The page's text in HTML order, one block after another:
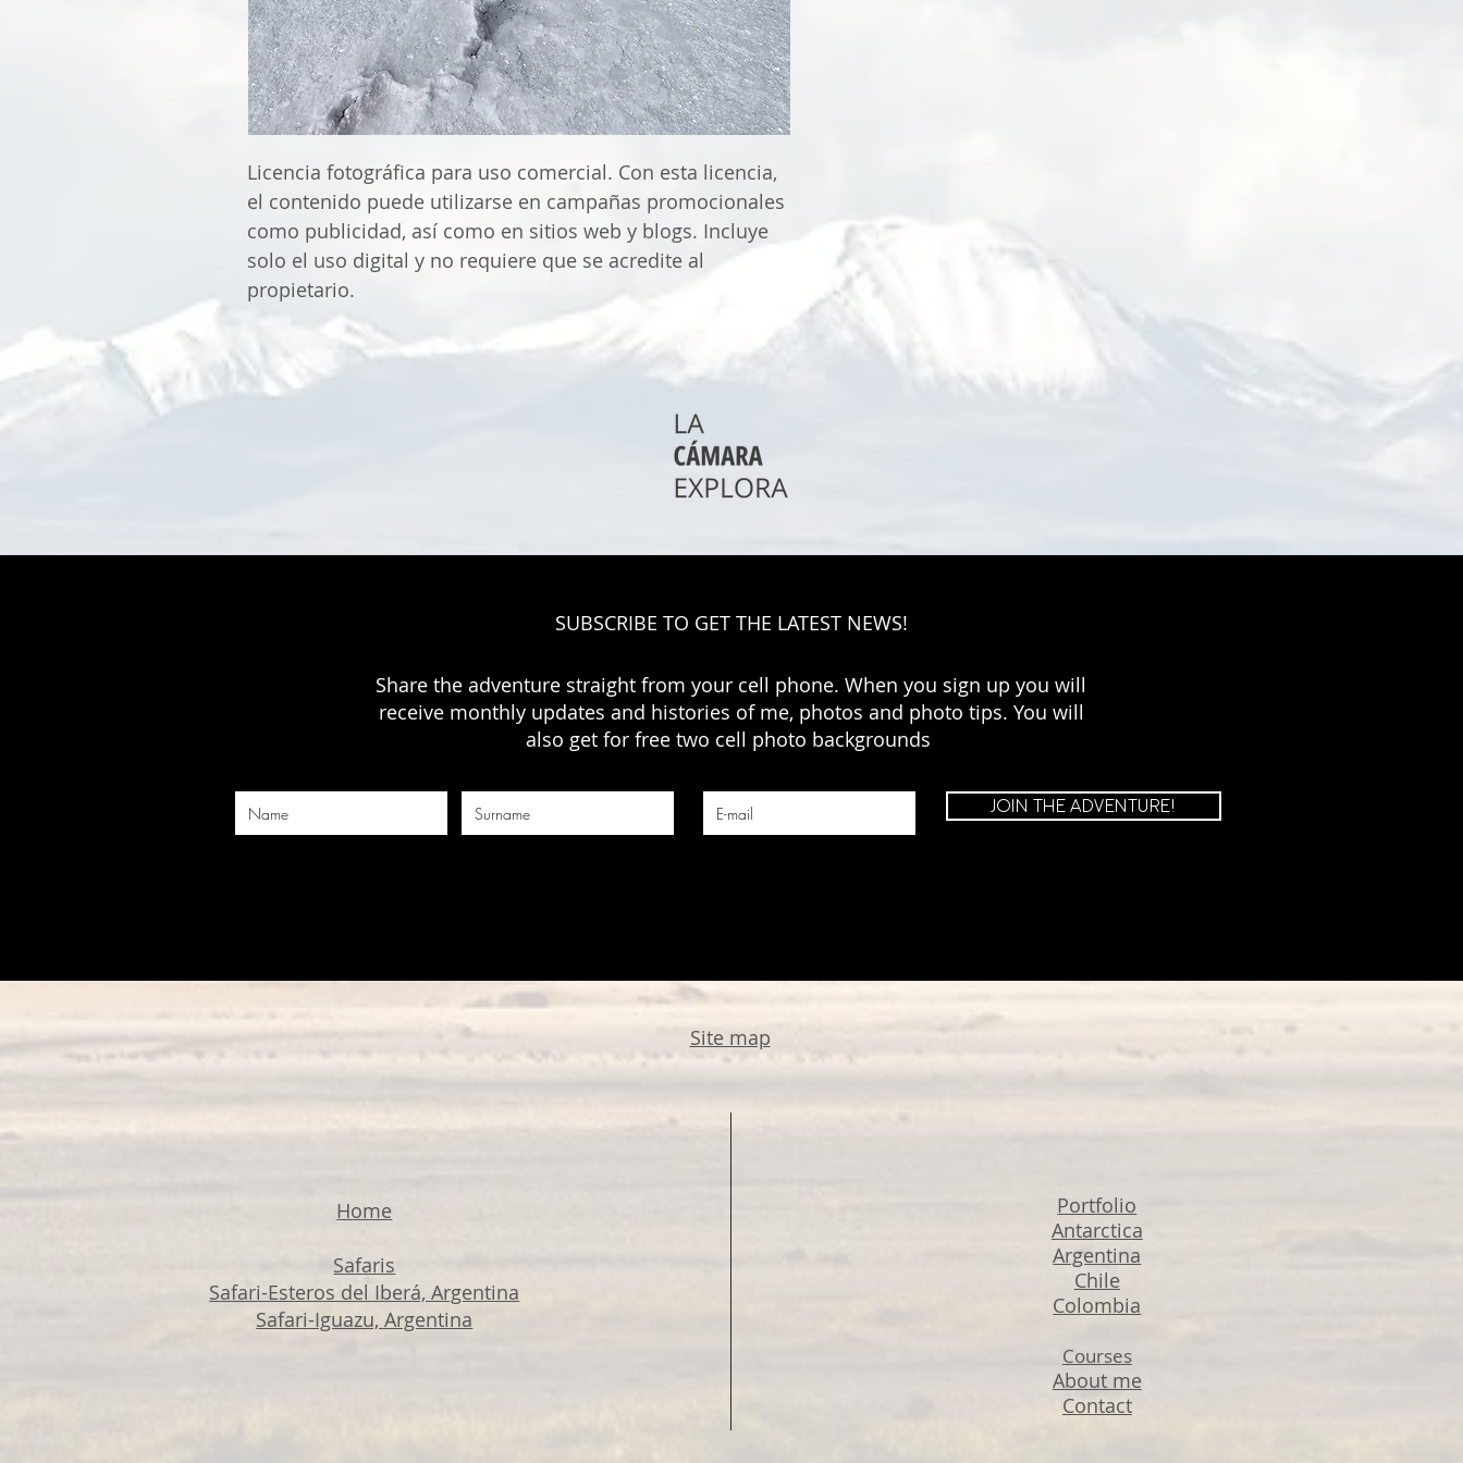
Licencia fotográfica para uso comercial. Con esta licencia,
el contenido puede utilizarse en campañas promocionales
como publicidad, así como en sitios web y blogs. Incluye
solo el uso digital y no requiere que se acredite al
propietario.
SUBSCRIBE TO GET THE LATEST NEWS!
Share the adventure straight from your cell phone. When you sign up you will
receive monthly updates and histories of me, photos and photo tips. You will
also get for free two cell photo backgrounds
JOIN THE ADVENTURE!
Site map
Home
Safaris
Safari-Esteros del Iberá, Argentina
Safari-Iguazu, Argentina
Portfolio
Antarctica
Argentina
Chile
Colombia
Courses
About me
Contact